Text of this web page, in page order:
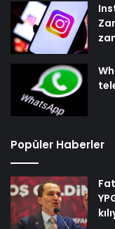
Popüler Haberler